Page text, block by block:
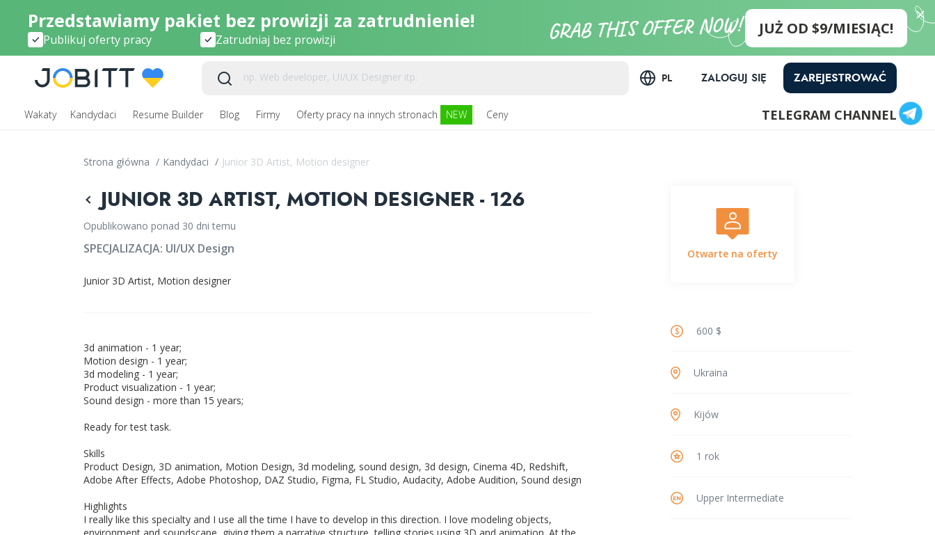
Przedstawiamy pakiet bez prowizji za zatrudnienie!
Publikuj oferty pracy Zatrudniaj bez prowizji
JUŻ OD $9/MIESIĄC!
PL ZALOGUJ SIĘ ZAREJESTROWAĆ
Wakaty Kandydaci Resume Builder Blog Firmy Oferty pracy na innych stronach NEW Ceny TELEGRAM CHANNEL
Strona główna / Kandydaci / Junior 3D Artist, Motion designer
JUNIOR 3D ARTIST, MOTION DESIGNER - 126
Opublikowano ponad 30 dni temu
SPECJALIZACJA: UI/UX Design
Junior 3D Artist, Motion designer
3d animation - 1 year;
Motion design - 1 year;
3d modeling - 1 year;
Product visualization - 1 year;
Sound design - more than 15 years;
Ready for test task.
Skills
Product Design, 3D animation, Motion Design, 3d modeling, sound design, 3d design, Cinema 4D, Redshift,
Adobe After Effects, Adobe Photoshop, DAZ Studio, Figma, FL Studio, Audacity, Adobe Audition, Sound design
Highlights
I really like this specialty and I use all the time I have to develop in this direction. I love modeling objects,
Otwarte na oferty
600 $
Ukraina
Kijów
1 rok
Upper Intermediate